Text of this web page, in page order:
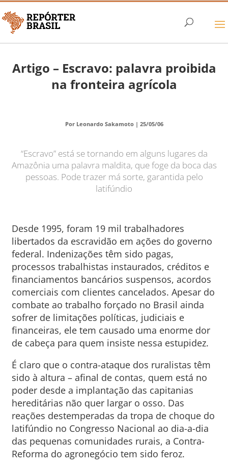
Artigo – Escravo: palavra proibida
na fronteira agrícola
Por Leonardo Sakamoto | 25/05/06
“Escravo” está se tornando em alguns lugares da
Amazônia uma palavra maldita, que foge da boca das
pessoas. Pode trazer má sorte, garantida pelo
latifúndio
Desde 1995, foram 19 mil trabalhadores
libertados da escravidão em ações do governo
federal. Indenizações têm sido pagas,
processos trabalhistas instaurados, créditos e
financiamentos bancários suspensos, acordos
comerciais com clientes cancelados. Apesar do
combate ao trabalho forçado no Brasil ainda
sofrer de limitações políticas, judiciais e
financeiras, ele tem causado uma enorme dor
de cabeça para quem insiste nessa estupidez.
É claro que o contra-ataque dos ruralistas têm
sido à altura – afinal de contas, quem está no
poder desde a implantação das capitanias
hereditárias não quer largar o osso. Das
reações destemperadas da tropa de choque do
latifúndio no Congresso Nacional ao dia-a-dia
das pequenas comunidades rurais, a Contra-
Reforma do agronegócio tem sido feroz.